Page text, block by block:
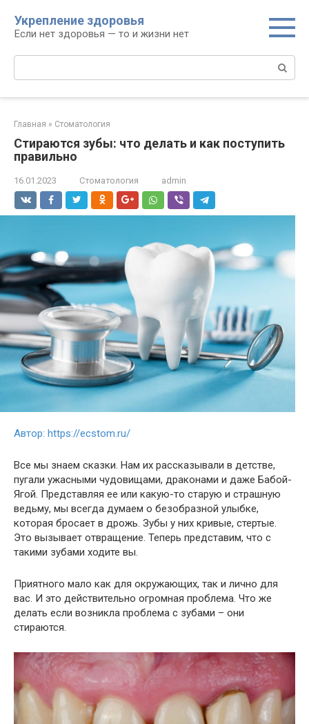
контенту
Укрепление здоровья
Если нет здоровья — то и жизни нет
Поиск:
Главная » Стоматология
Стираются зубы: что делать и как поступить
правильно
16.01.2023 Стоматология admin
Автор: https://ecstom.ru/
Все мы знаем сказки. Нам их рассказывали в детстве,
пугали ужасными чудовищами, драконами и даже Бабой-
Ягой. Представляя ее или какую-то старую и страшную
ведьму, мы всегда думаем о безобразной улыбке,
которая бросает в дрожь. Зубы у них кривые, стертые.
Это вызывает отвращение. Теперь представим, что с
такими зубами ходите вы.
Приятного мало как для окружающих, так и лично для
вас. И это действительно огромная проблема. Что же
делать если возникла проблема с зубами – они
стираются.